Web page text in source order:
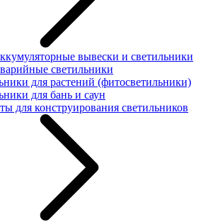
вывески и светильники
светильники
для растений (фитосветильники)
для бань и саун
для конструирования светильников